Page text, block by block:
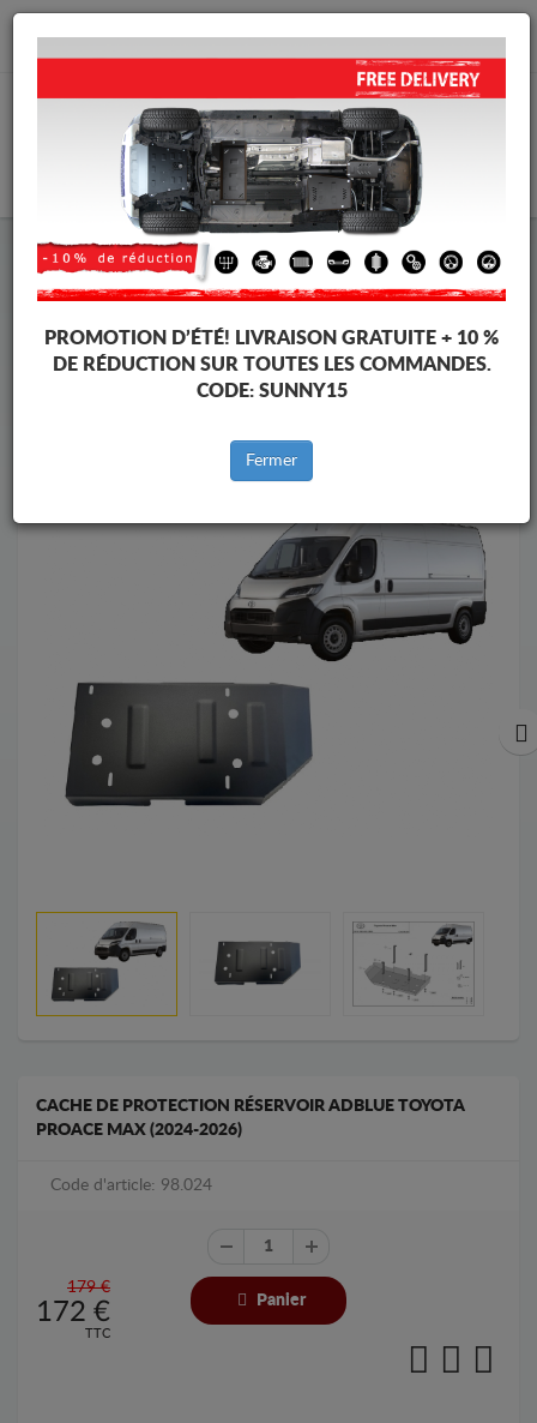
info@cachesousmoteur.fr
Cache Sous Moteur Toyota
Cache Sous Moteur Toyota Proace Max
Marques
CACHE DE PROTECTION RÉSERVOIR ADBLUE TOYOTA
PROACE MAX (2024-2026)
Code d'article: 98.024
179 €
172 €
TTC
Panier
PROMOTION D’ÉTÉ! LIVRAISON GRATUITE + 10 %
DE RÉDUCTION SUR TOUTES LES COMMANDES.
CODE: SUNNY15
Fermer